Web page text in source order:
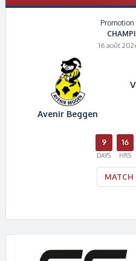
16 août
Avenir Beggen
9
DAYS
16
HRS
MATCH